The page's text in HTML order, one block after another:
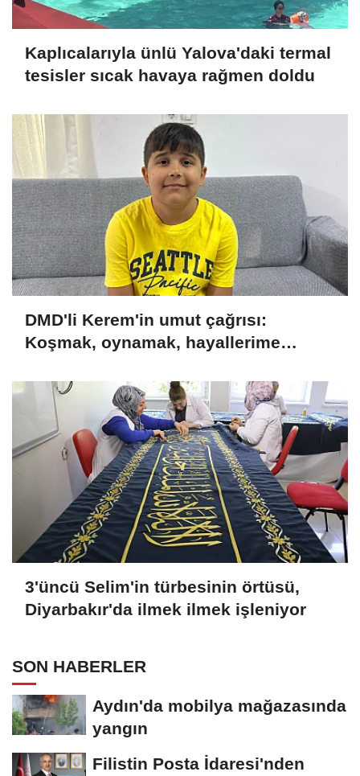
Kaplıcalarıyla ünlü Yalova'daki termal
tesisler sıcak havaya rağmen doldu
DMD'li Kerem'in umut çağrısı:
Koşmak, oynamak, hayallerime
3'üncü Selim'in türbesinin örtüsü,
Diyarbakır'da ilmek ilmek işleniyor
SON HABERLER
Aydın'da mobilya mağazasında
yangın
Filistin Posta İdaresi'nden